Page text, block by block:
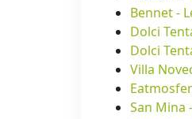
Bennet -
Dolci
Dolci
Villa
San Mina -